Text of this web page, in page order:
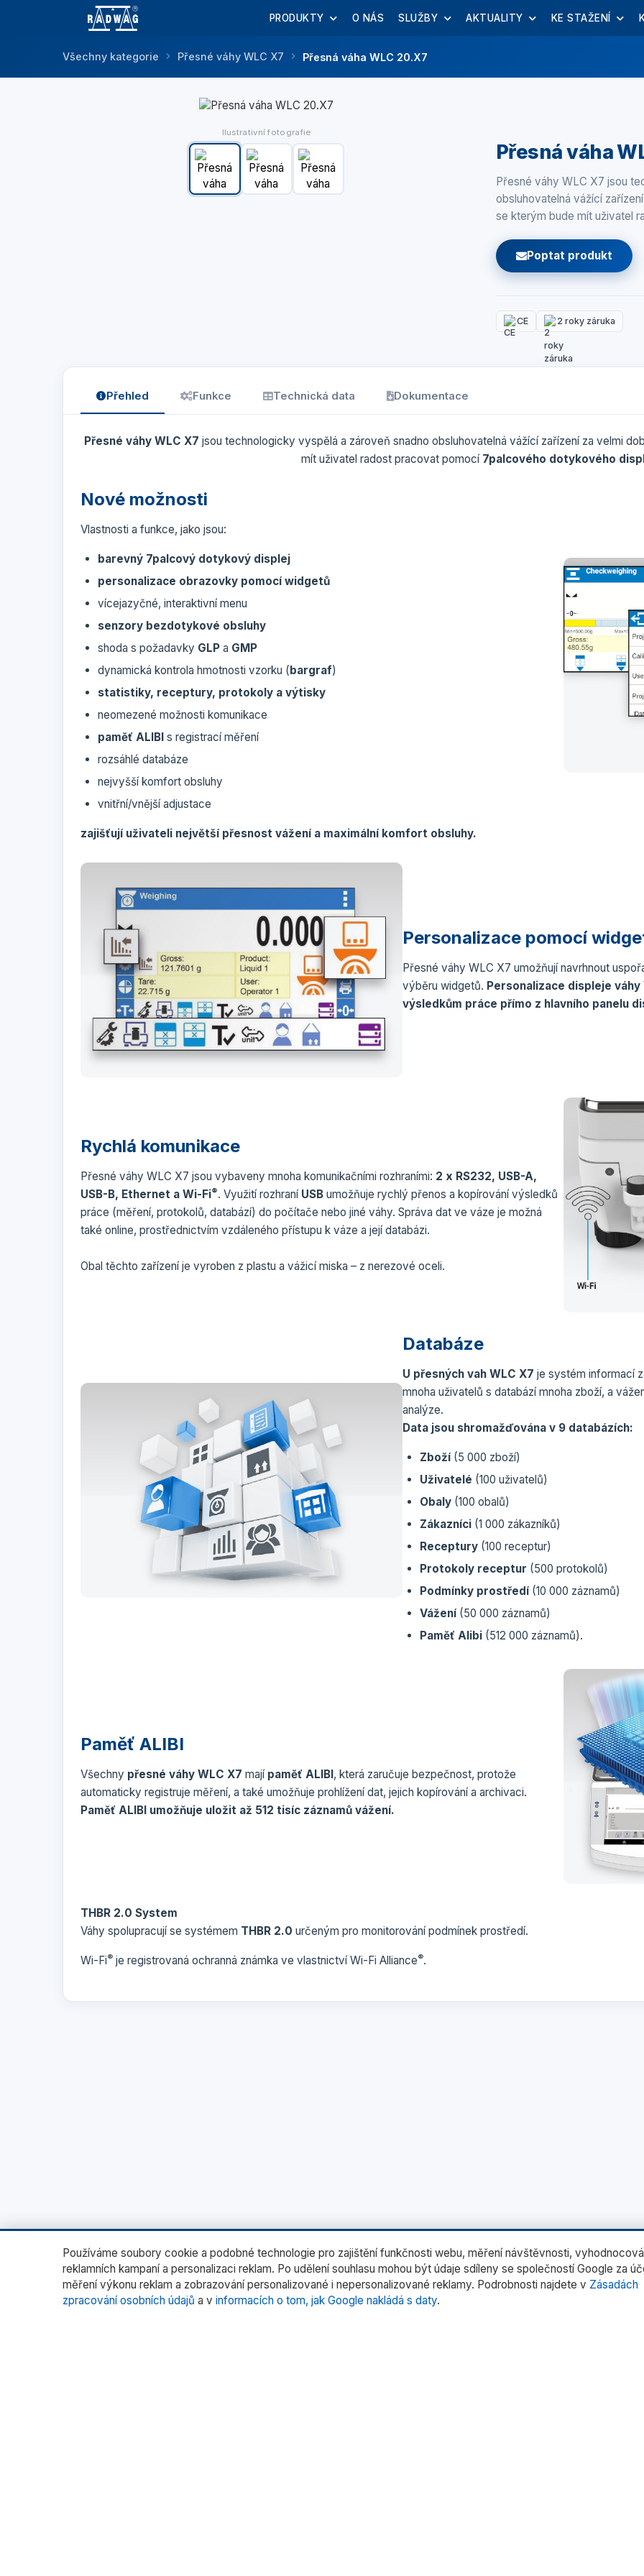
PRODUKTY O NÁS SLUŽBY AKTUALITY KE STAŽENÍ
Všechny kategorie Přesné váhy WLC X7 Přesná váha WLC 20.X7
Ilustrativní fotografie
Přesná váha
Přesné váhy WLC X7 jsou
obsluhovatelná vážící
se kterým bude mít uživatel
Poptat produkt
CE 2 roky záruka
Přehled Funkce Technická data Dokumentace
Přesné váhy WLC X7 jsou technologicky vyspělá a zároveň snadno obsluhovatelná vážící zařízení za velmi
mít uživatel radost pracovat pomocí 7palcového dotykového
Nové možnosti
Vlastnosti a funkce, jako jsou:
barevný 7palcový dotykový displej
personalizace obrazovky pomocí widgetů
vícejazyčné, interaktivní menu
senzory bezdotykové obsluhy
shoda s požadavky GLP a GMP
dynamická kontrola hmotnosti vzorku (bargraf)
statistiky, receptury, protokoly a výtisky
neomezené možnosti komunikace
paměť ALIBI s registrací měření
rozsáhlé databáze
nejvyšší komfort obsluhy
vnitřní/vnější adjustace
zajišťují uživateli největší přesnost vážení a maximální komfort obsluhy.
Personalizace pomocí
Přesné váhy WLC X7 umožňují navrhnout
výběru widgetů. Personalizace displeje
výsledkům práce přímo z hlavního panelu
Rychlá komunikace
Přesné váhy WLC X7 jsou vybaveny mnoha komunikačními rozhraními: 2 x RS232, USB-A,
USB-B, Ethernet a Wi-Fi®. Využití rozhraní USB umožňuje rychlý přenos a kopírování výsledků
práce (měření, protokolů, databází) do počítače nebo jiné váhy. Správa dat ve váze je možná
také online, prostřednictvím vzdáleného přístupu k váze a její databázi.
Obal těchto zařízení je vyroben z plastu a vážicí miska – z nerezové oceli.
Databáze
U přesných vah WLC X7 je systém informací
mnoha uživatelů s databází mnoha zboží, a
analýze.
Data jsou shromažďována v 9 databázích:
Zboží(5 000 zboží)
Uživatelé (100 uživatelů)
Obaly (100 obalů)
Zákazníci (1 000 zákazníků)
Receptury (100 receptur)
Protokoly receptur (500 protokolů)
Podmínky prostředí(10 000 záznamů)
Vážení(50 000 záznamů)
Paměť Alibi (512 000 záznamů).
Paměť ALIBI
Všechny přesné váhy WLC X7 mají paměť ALIBI , která zaručuje bezpečnost, protože
automaticky registruje měření, a také umožňuje prohlížení dat, jejich kopírování a archivaci.
Paměť ALIBI umožňuje uložit až 512 tisíc záznamů vážení.
THBR 2.0 System
Váhy spolupracují se systémem THBR 2.0 určeným pro monitorování podmínek prostředí.
Wi-Fi® je registrovaná ochranná známka ve vlastnictví Wi-Fi Alliance®.
Používáme soubory cookie a podobné technologie pro zajištění funkčnosti webu, měření návštěvnosti,
reklamních kampaní a personalizaci reklam. Po udělení souhlasu mohou být údaje sdíleny se společností Google za
měření výkonu reklam a zobrazování personalizované i nepersonalizované reklamy. Podrobnosti najdete v Zásadách
zpracování osobních údajů a v informacích o tom, jak Google nakládá s daty.